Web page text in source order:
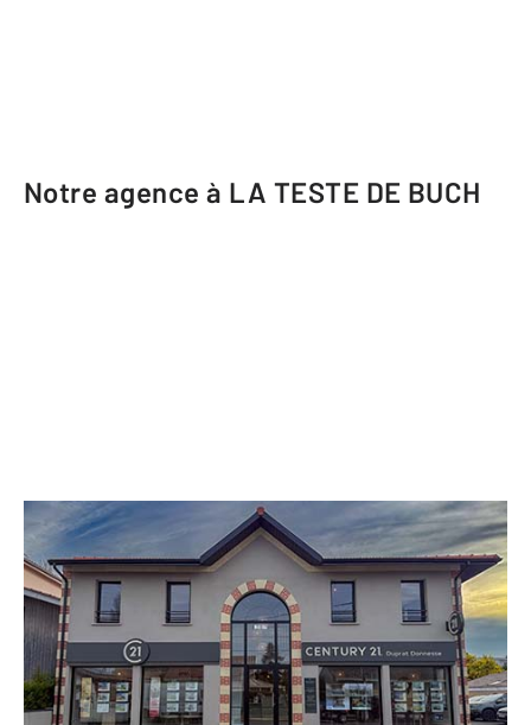
Notre agence à LA TESTE DE BUCH
CENTURY 21 Duprat & Associés
19 avenue Saint Exupéry
LA TESTE DE BUCH - 33260
Envoyer un message